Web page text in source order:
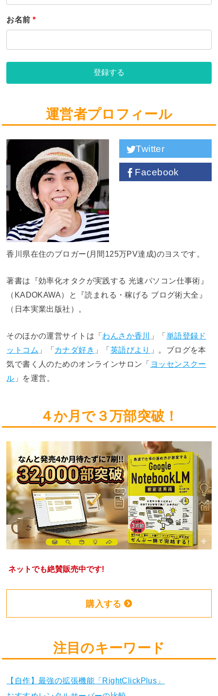
お名前 *
登録する
運営者プロフィール
Twitter
Facebook
香川県在住のブロガー(月間125万PV達成)のヨスです。
著書は『効率化オタクが実践する 光速パソコン仕事術』
（KADOKAWA）と『読まれる・稼げる ブログ術大全』
（日本実業出版社）。
そのほかの運営サイトは「 わんさか香川 」「 単語登録ド
ットコム 」「 カナダ好き 」「 英語びより
」。ブログを本
気で書く人のためのオンラインサロン「 ヨッセンスクー
ル 」を運営。
４か月で３万部突破！
ネットでも絶賛販売中です!
購入する
注目のキーワード
【自作】最強の拡張機能「RightClickPlus」